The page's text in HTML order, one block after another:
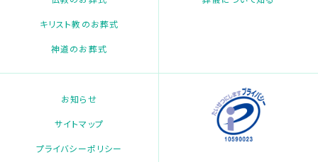
キリスト教のお葬式
神道のお葬式
お知らせ
サイトマップ
プライバシーポリシー